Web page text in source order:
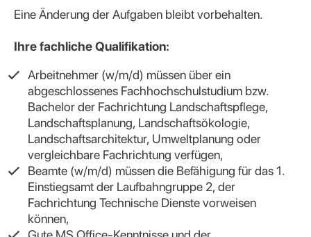
Eine Änderung der Aufgaben bleibt vorbehalten.
Ihre fachliche Qualifikation:
Arbeitnehmer (w/m/d) müssen über ein
abgeschlossenes Fachhochschulstudium bzw.
Bachelor der Fachrichtung Landschaftspflege,
Landschaftsplanung, Landschaftsökologie,
Landschaftsarchitektur, Umweltplanung oder
vergleichbare Fachrichtung verfügen,
Beamte (w/m/d) müssen die Befähigung für das 1.
Einstiegsamt der Laufbahngruppe 2, der
Fachrichtung Technische Dienste vorweisen
können,